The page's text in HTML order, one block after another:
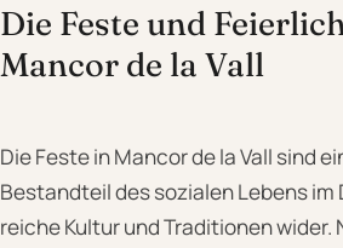
Die Feste und
Mancor de la Vall
Die Feste in Mancor de la Vall sind
Bestandteil des sozialen Lebens im
reiche Kultur und Traditionen wider.